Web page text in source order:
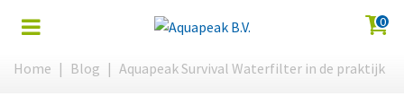
0
Home | Blog | Aquapeak Survival Waterfilter in de praktijk